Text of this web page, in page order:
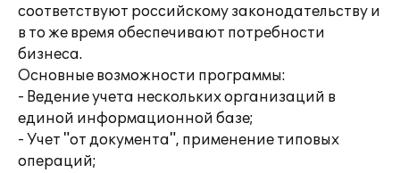
соответствуют российскому законодательству и
в то же время обеспечивают потребности
бизнеса.
Основные возможности программы:
- Ведение учета нескольких организаций в
единой информационной базе;
- Учет "от документа", применение типовых
операций;